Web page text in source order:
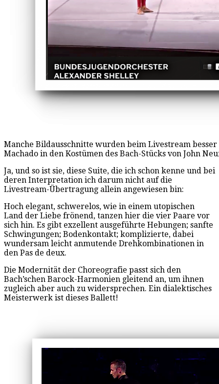
Manche Bildausschnitte wurden beim Livestream
Machado in den Kostümen des Bach-Stücks von John
Ja, und so ist sie, diese Suite, die ich schon kenne und bei
deren Interpretation ich darum nicht auf die
Livestream-Übertragung allein angewiesen bin:
Hoch elegant, schwerelos, wie in einem utopischen
Land der Liebe frönend, tanzen hier die vier Paare vor
sich hin. Es gibt exzellent ausgeführte Hebungen; sanfte
Schwingungen; Bodenkontakt; komplizierte, dabei
wundersam leicht anmutende Drehkombinationen in
den Pas de deux.
Die Modernität der Choreografie passt sich den
Bach’schen Barock-Harmonien gleitend an, um ihnen
zugleich aber auch zu widersprechen. Ein dialektisches
Meisterwerk ist dieses Ballett!